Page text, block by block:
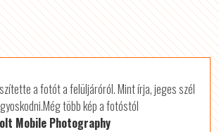
a fotót a felüljáróról. Mint írja, jeges szél
Még több kép a fotóstól
Mobile Photography